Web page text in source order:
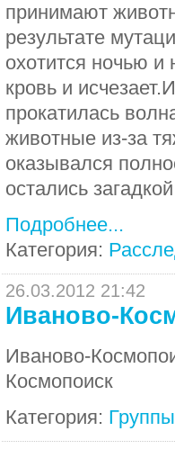
принимают
результате
охотится ночью
кровь и
прокатилась
животные из-за
оказывался
остались
Подробнее...
Категория:
26.03.2012 21:42
Иваново-
Иваново-
Космопоиск
Категория: